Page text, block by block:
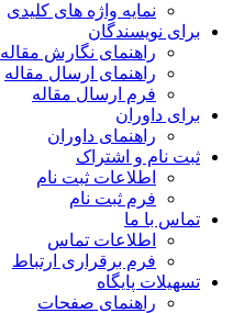
نمایه واژه های کلیدی
برای نویسندگان
راهنمای نگارش مقاله
راهنمای ارسال مقاله
فرم ارسال مقاله
برای داوران
راهنمای داوران
ثبت نام و اشتراک
اطلاعات ثبت نام
فرم ثبت نام
تماس با ما
اطلاعات تماس
فرم برقراری ارتباط
تسهیلات پایگاه
راهنمای صفحات